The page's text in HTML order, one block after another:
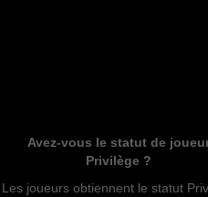
Avez-vous le statut de
Privilège ?
Les joueurs obtiennent le statut